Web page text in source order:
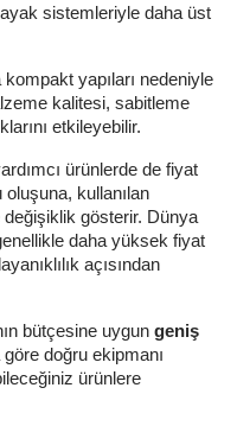
sistemleriyle daha üst
yapıları nedeniyle
kalitesi, sabitleme
etkileyebilir.
ürünlerde de fiyat
oluşuna, kullanılan
gösterir. Dünya
daha yüksek fiyat
açısından
bütçesine uygun geniş
göre doğru ekipmanı
ürünlere